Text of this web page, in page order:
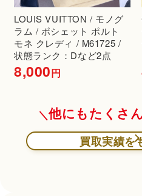
LOUIS VUITTON / モノグ
ラム / ポシェット ポルト
モネ クレディ / M61725 /
状態ランク：Dなど2点
8,000円
他にもたくさ
買取実績を